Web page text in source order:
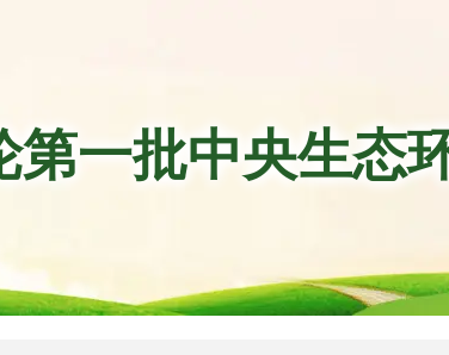
第一批中央生态